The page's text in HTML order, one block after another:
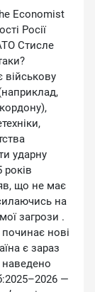
Economist
Росії
Стисле
ударну
що не має
на
загрози .
нові
є зараз
наведено
—